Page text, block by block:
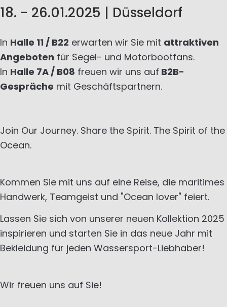
18. - 26.01.2025 | Düsseldorf
In Halle 11 / B22 erwarten wir Sie mit attraktiven
Angeboten für Segel- und Motorbootfans.
In Halle 7A / B08 freuen wir uns auf B2B-
Gespräche mit Geschäftspartnern.
Join Our Journey. Share the Spirit. The Spirit of the
Ocean.
Kommen Sie mit uns auf eine Reise, die maritimes
Handwerk, Teamgeist und "Ocean lover" feiert.
Lassen Sie sich von unserer neuen Kollektion 2025
inspirieren und starten Sie in das neue Jahr mit
Bekleidung für jeden Wassersport-Liebhaber!
Wir freuen uns auf Sie!